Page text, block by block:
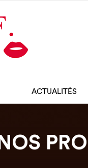
ACTUALITÉS
NOS